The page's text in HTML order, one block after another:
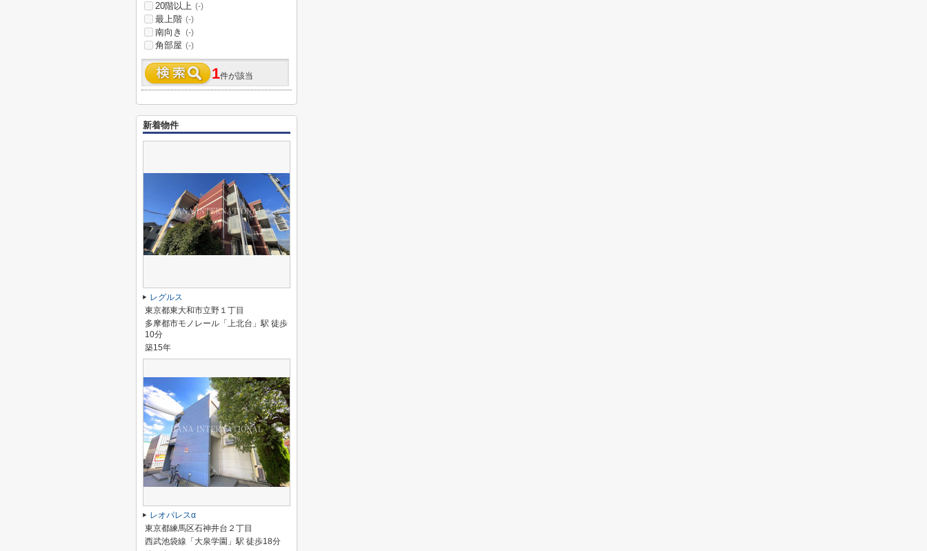
20階以上 (-)
最上階 (-)
南向き (-)
角部屋 (-)
1件が該当
新着物件
レグルス
東京都東大和市立野１丁目
多摩都市モノレール「上北台」駅 徒歩
10分
築15年
レオパレスα
東京都練馬区石神井台２丁目
西武池袋線「大泉学園」駅 徒歩18分